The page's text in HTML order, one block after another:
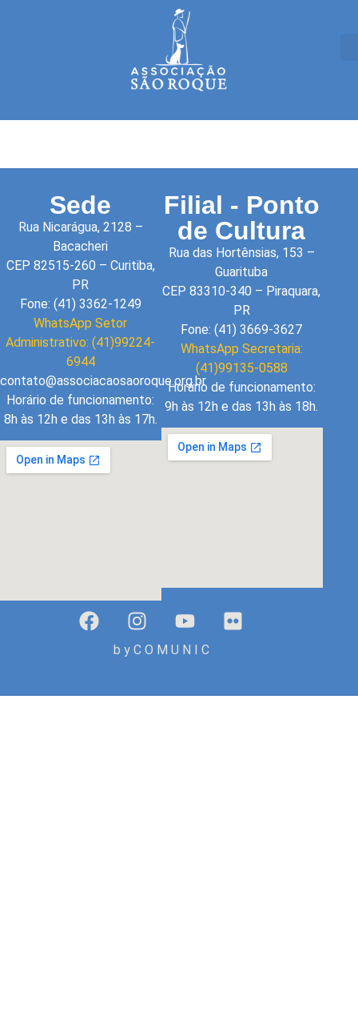
Sede
Rua Nicarágua, 2128 –
Bacacheri
CEP 82515-260 – Curitiba,
PR
Fone: (41) 3362-1249
WhatsApp Setor
Administrativo: (41)99224-
6944
contato@associacaosaoroque.org.br
Horário de funcionamento:
8h às 12h e das 13h às 17h.
Filial - Ponto
de Cultura
Rua das Hortênsias, 153 –
Guarituba
CEP 83310-340 – Piraquara,
PR
Fone: (41) 3669-3627
WhatsApp Secretaria:
(41)99135-0588
Horário de funcionamento:
9h às 12h e das 13h às 18h.
b y C O M U N I C